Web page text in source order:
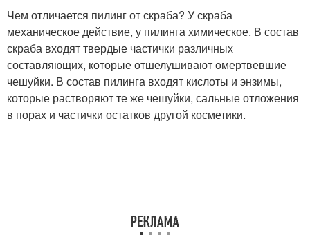
Чем отличается пилинг от скраба? У скраба
механическое действие, у пилинга химическое. В состав
скраба входят твердые частички различных
составляющих, которые отшелушивают омертвевшие
чешуйки. В состав пилинга входят кислоты и энзимы,
которые растворяют те же чешуйки, сальные отложения
в порах и частички остатков другой косметики.